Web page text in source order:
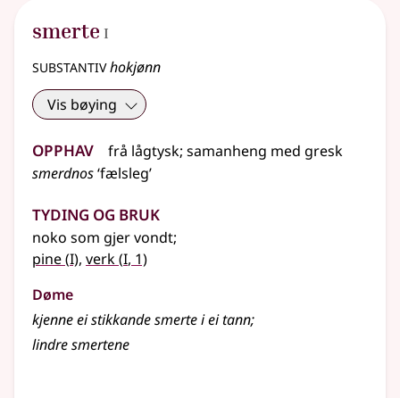
smerte 1
I
substantivhokjønn
Vis bøying
Opphav frå lågtysk; samanheng med gresk
smerdnos‘fælsleg’
Tyding og bruk
noko som gjer vondt;
pine(1
I), verk(1
I, 1)
Døme
kjenne ei stikkande smerte i ei tann;
lindre smertene